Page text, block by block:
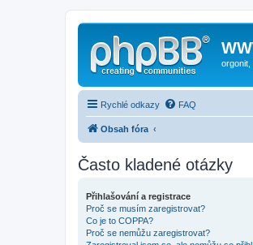
orgonit,
Rychlé odkazy FAQ
Obsah fóra
Často kladené otázky
Přihlašování a registrace
Proč se musím zaregistrovat?
Co je to COPPA?
Proč se nemůžu zaregistrovat?